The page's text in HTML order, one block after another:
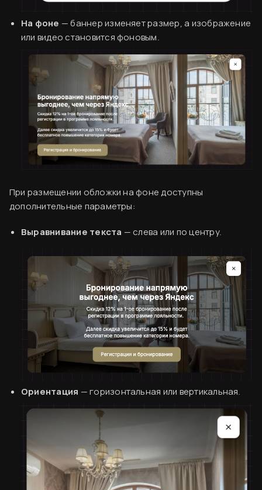
На фоне — баннер изменяет размер, а изображение
или видео становится фоновым.
При размещении обложки на фоне доступны
дополнительные параметры:
Выравнивание текста — слева или по центру.
Ориентация — горизонтальная или вертикальная.